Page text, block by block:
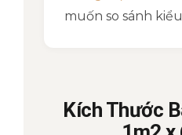
muốn so sánh
Kích Thước